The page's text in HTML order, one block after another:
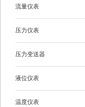
流量仪表
压力仪表
压力变送器
液位仪表
温度仪表